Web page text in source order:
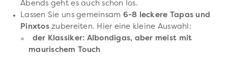
Abends geht es auch schon los.
Lassen Sie uns gemeinsam 6-8 leckere Tapas und
Pinxtoszubereiten. Hier eine kleine Auswahl:
der Klassiker: Albondigas, aber meist mit
maurischem Touch